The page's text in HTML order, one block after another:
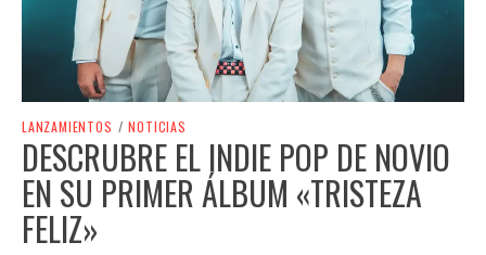
LANZAMIENTOS / NOTICIAS
DESCRUBRE EL INDIE POP DE NOVIO
EN SU PRIMER ÁLBUM «TRISTEZA
FELIZ»